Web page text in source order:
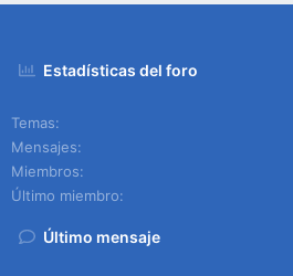
Estadísticas del foro
Temas
Mensajes
Miembros
Último miembro
Último mensaje